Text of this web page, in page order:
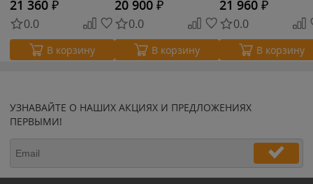
21 360 ₽
0.0
В корзину
20 900 ₽
0.0
В корзину
21 960 ₽
0.0
В корзину
УЗНАВАЙТЕ О НАШИХ АКЦИЯХ И ПРЕДЛОЖЕНИЯХ
ПЕРВЫМИ!